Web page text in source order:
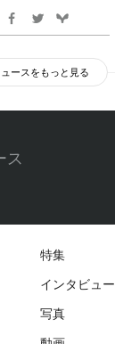
ュースをもっと見る
ス
特集
インタビュー
写真